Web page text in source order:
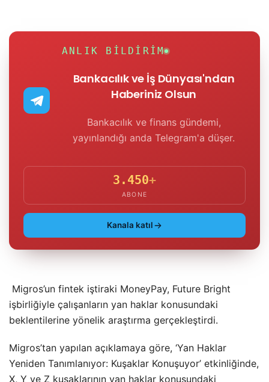
ANLIK BILDIRIM
Bankacılık ve İş Dünyası'ndan
Haberiniz Olsun
Bankacılık ve finans gündemi,
yayınlandığı anda Telegram'a düşer.
3.450+
ABONE
Kanala katıl
Migros’un fintek iştiraki MoneyPay, Future Bright
işbirliğiyle çalışanların yan haklar konusundaki
beklentilerine yönelik araştırma gerçekleştirdi.
Migros’tan yapılan açıklamaya göre, ‘Yan Haklar
Yeniden Tanımlanıyor: Kuşaklar Konuşuyor’ etkinliğinde,
X, Y ve Z kuşaklarının yan haklar konusundaki